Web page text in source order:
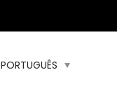
PORTUGUÊS